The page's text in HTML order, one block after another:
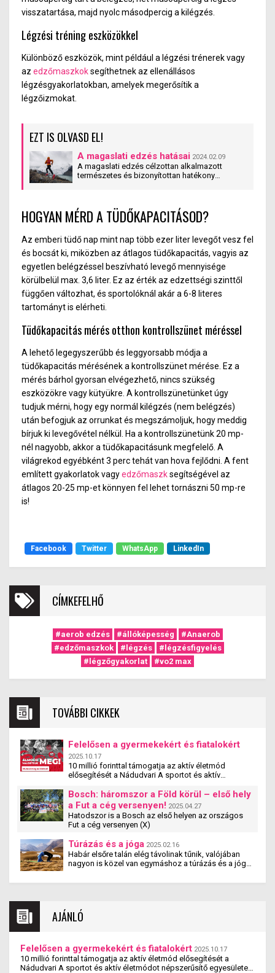
visszatartása, majd nyolc másodpercig a kilégzés.
Légzési tréning eszközökkel
Különböző eszközök, mint például a légzési trénerek vagy
az edzőmaszkoksegíthetnek az ellenállásos
légzésgyakorlatokban, amelyek megerősítik a
légzőizmokat.
EZT IS OLVASD EL!
A magaslati edzés hatásai 2024.02.09
A magaslati edzés célzottan alkalmazott
természetes és bizonyítottan hatékony
nem tud megadni.
HOGYAN MÉRD A TÜDŐKAPACITÁSOD?
Az emberi tüdő nap mint nap több ezer liter levegőt vesz fel
és bocsát ki, miközben az átlagos tüdőkapacitás, vagyis az
egyetlen belégzéssel beszívható levegő mennyisége
körülbelül max. 3,6 liter. Ez az érték az edzettségi szinttől
függően változhat, és sportolóknál akár a 6-8 literes
tartományt is elérheti.
Tüdőkapacitás mérés otthon kontrollszünet méréssel
A lehető legegyszerűbb és leggyorsabb módja a
tüdőkapacitás mérésének a kontrollszünet mérése. Ez a
mérés bárhol gyorsan elvégezhető, nincs szükség
eszközökre vagy kütyükre. A kontrollszünetünket úgy
tudjuk mérni, hogy egy normál kilégzés (nem belégzés)
után befogjuk az orrunkat és megszámoljuk, hogy meddig
bírjuk ki levegővétel nélkül. Ha a kontrollszünetünk 20 mp-
nél nagyobb, akkor a tüdőkapacitásunk megfelelő. A
világrekod egyébként 3 perc tehát van hova fejlődni. A fent
említett gyakorlatok vagyedzőmaszksegítségével az
átlagos 20-25 mp-et könnyen fel lehet tornászni 50 mp-re
is!
Facebook Twitter WhatsApp LinkedIn
CÍMKEFELHŐ
#aerob edzés #állóképesség
#Anaerob
#edzőmaszkok
#légzés
#légzésfigyelés
#légzőgyakorlat
#vo2 max
TOVÁBBI CIKKEK
Felelősen a gyermekekért és fiatalokért
2025.10.17
10 millió forinttal támogatja az aktív életmód
elősegítését a Nádudvari A sportot és aktív
iskolák szakmai tevékenységét támogatja a
Nádudvari hamarosan induló pályázata. A
#mitehetünktöbbet pályzat a cég társadalmi
felelősségvállalási programjának új eleme. A
pályázaton olyan magyarországi szervezetek
vehetnek részt, amelyek 5 és 25 év közötti fiatalok
számára biztosítják a rendszeres mozgás,
sportolás lehetőségét – jelentette be Nagy Ádám, a
Nádudvari Élelmiszer Kft. ügyvezető igazgatója.
Bosch: háromszor a Föld körül – első hely
a Fut a cég versenyen! 2025.04.27
Hatodszor is a Bosch az első helyen az országos
Fut a cég versenyen (X)
Túrázás és a jóga 2025.02.16
Habár elsőre talán elég távolinak tűnik, valójában
nagyon is közel van egymáshoz a túrázás és a jóga.
túrázás együtt nemcsak fizikai, hanem mentális
AJÁNLÓ
Felelősen a gyermekekért és fiatalokért 2025.10.17
10 millió forinttal támogatja az aktív életmód elősegítését a
Nádudvari A sportot és aktív életmódot népszerűsítő egyesületek,